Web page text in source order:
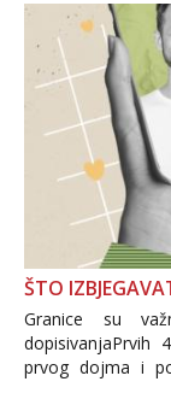
ŠTO
Granice su
dopisivanjaPrvih
prvog dojma i
Važno je